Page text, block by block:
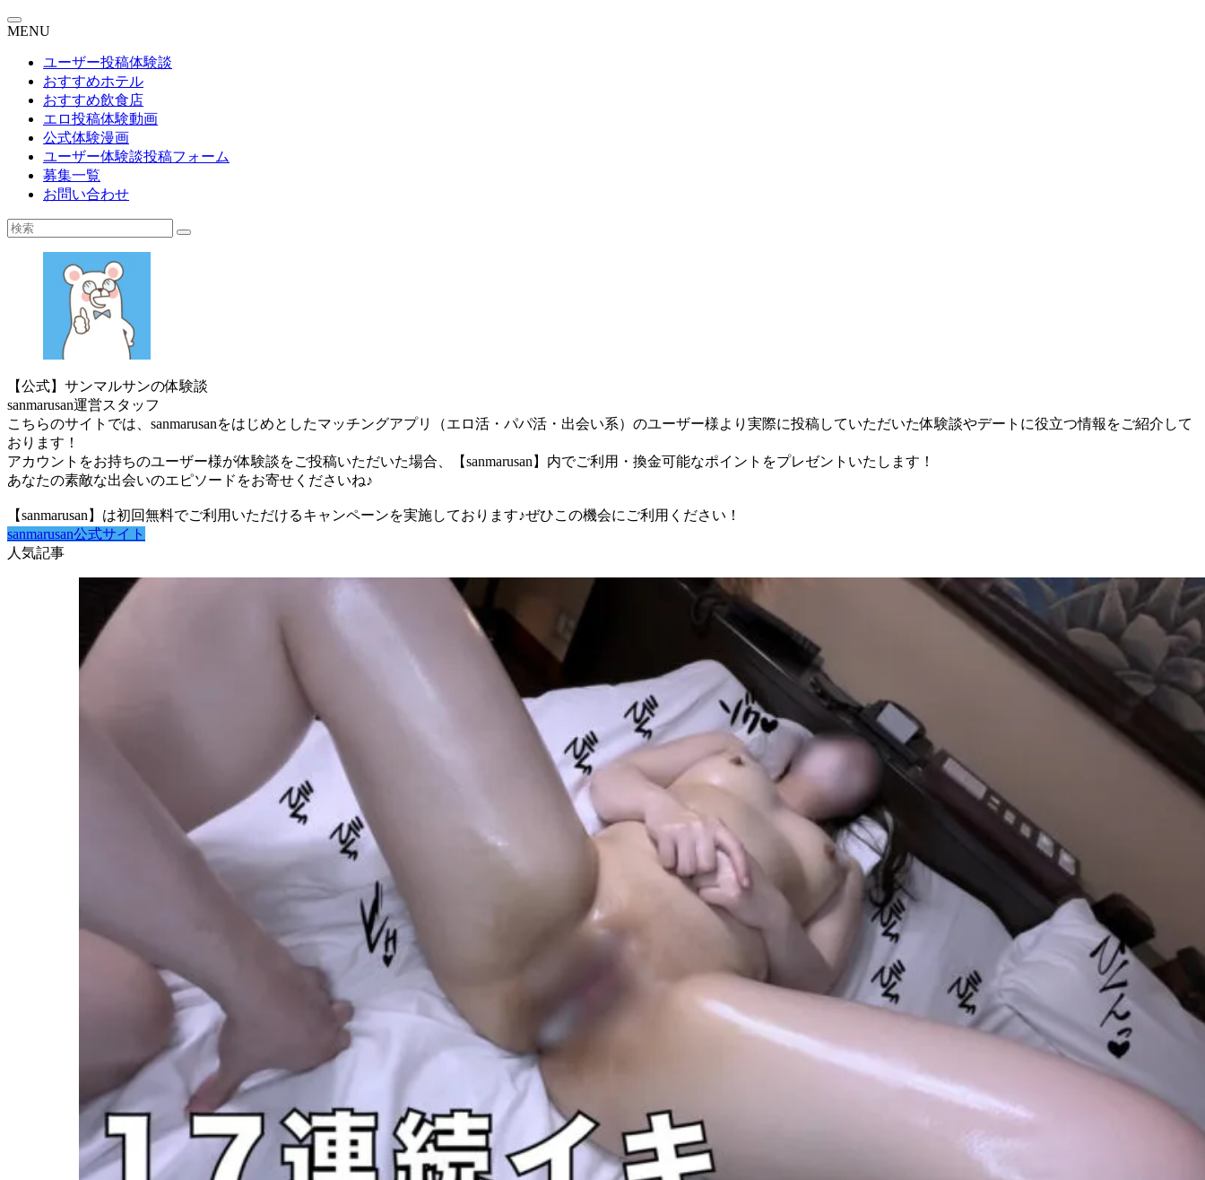
MENU
ユーザー投稿体験談
おすすめホテル
おすすめ飲食店
エロ投稿体験動画
公式体験漫画
ユーザー体験談投稿フォーム
募集一覧
お問い合わせ
【公式】サンマルサンの体験談
sanmarusan運営スタッフ
こちらのサイトでは、sanmarusanをはじめとしたマッチングアプリ（エロ活・パパ活・出会い系）のユーザー様より実際に投稿していただいた体験談やデートに役立つ情報をご紹介して
おります！
アカウントをお持ちのユーザー様が体験談をご投稿いただいた場合、【sanmarusan】内でご利用・換金可能なポイントをプレゼントいたします！
あなたの素敵な出会いのエピソードをお寄せくださいね♪
【sanmarusan】は初回無料でご利用いただけるキャンペーンを実施しております♪ぜひこの機会にご利用ください！
sanmarusan公式サイト
人気記事